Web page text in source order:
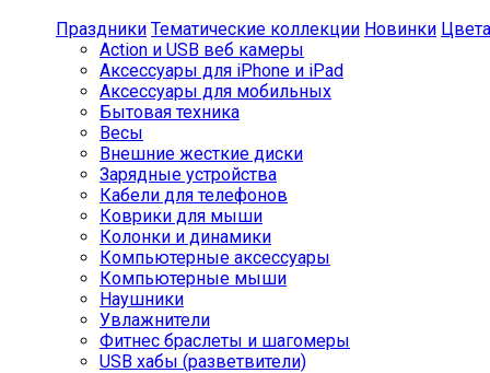
Праздники Тематические коллекции Новинки Цвета
Action и USB веб камеры
Аксессуары для iPhone и iPad
Аксессуары для мобильных
Бытовая техника
Весы
Внешние жесткие диски
Зарядные устройства
Кабели для телефонов
Коврики для мыши
Колонки и динамики
Компьютерные аксессуары
Компьютерные мыши
Наушники
Увлажнители
Фитнес браслеты и шагомеры
USB хабы (разветвители)